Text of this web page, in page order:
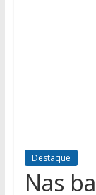
Destaque
Nas